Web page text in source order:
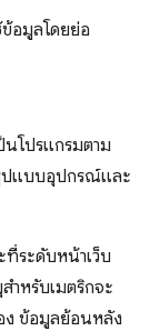
อมูลโดยย่อ
โปรแกรมตาม
ปแบบอุปกรณ์และ
ระดับหน้าเว็บ
ำหรับเมตริกจะ
ง ข้อมูลย้อนหลัง